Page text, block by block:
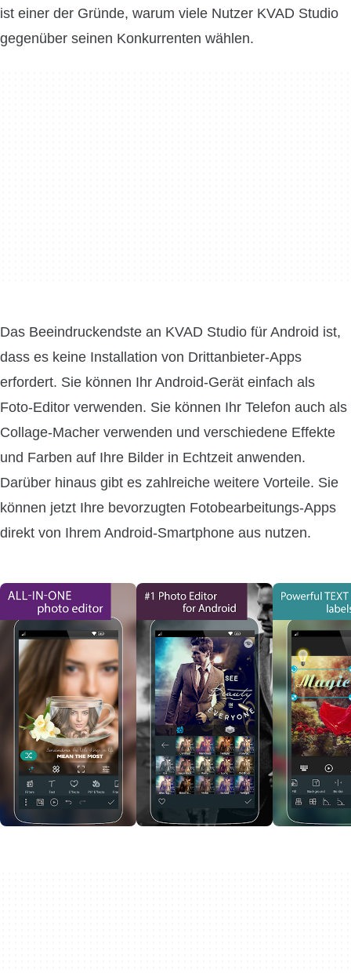
ist einer der Gründe, warum viele Nutzer KVAD Studio
gegenüber seinen Konkurrenten wählen.
Das Beeindruckendste an KVAD Studio für Android ist,
dass es keine Installation von Drittanbieter-Apps
erfordert. Sie können Ihr Android-Gerät einfach als
Foto-Editor verwenden. Sie können Ihr Telefon auch als
Collage-Macher verwenden und verschiedene Effekte
und Farben auf Ihre Bilder in Echtzeit anwenden.
Darüber hinaus gibt es zahlreiche weitere Vorteile. Sie
können jetzt Ihre bevorzugten Fotobearbeitungs-Apps
direkt von Ihrem Android-Smartphone aus nutzen.